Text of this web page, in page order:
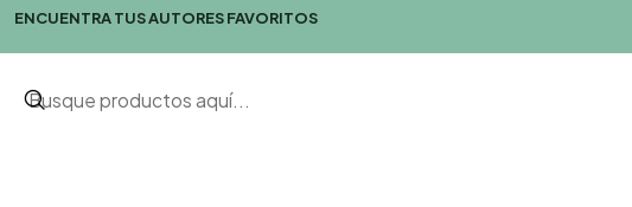
ENCUENTRA TUS AUTORES FAVORITOS